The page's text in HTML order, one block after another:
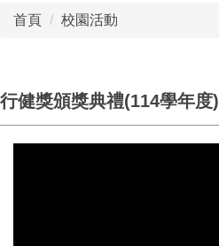
首頁 校園活動
行健獎頒獎典禮(114學年度)